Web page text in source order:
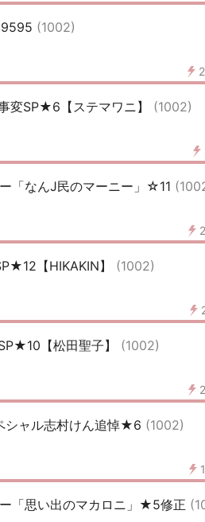
(1002)
変SP★6【ステマワニ】 (1002)
「なんJ民のマーニー」☆11
【HIKAKIN】 (1002)
【松田聖子】 (1002)
シャル志村けん追悼★6 (1002)
ー「思い出のマカロニ」★5修正